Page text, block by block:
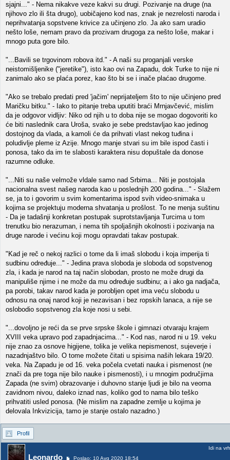
sjajni..." - Nema nikakve veze kakvi su drugi. Pozivanje na druge (na
njihovo zlo ili šta drugo), uobičajeno kod nas, znak je nezrelosti naroda i
neprihvatanja sopstvene krivice za učinjeno zlo. Ja ako sam uradio
nešto loše, nemam pravo da prozivam drugoga za nešto loše, makar i
mnogo puta gore bilo.
"...Bavili se trgovinom robova itd." - A naši su proganjali verske
neistomišljenike ("jeretike"), isto kao ovi na Zapadu, dok Turke to nije ni
zanimalo ako se plaća porez, kao što bi se i inače plaćao drugome.
"Ako se trebalo predati pred 'jačim' neprijateljem što to nije učinjeno pred
Maričku bitku." - Iako to pitanje treba uputiti braći Mrnjavčević, mislim
da je odgovor vidljiv: Niko od njih u to doba nije se mogao dogovoriti ko
će biti naslednik cara Uroša, svako je sebe predstavljao kao jedinog
dostojnog da vlada, a kamoli će da prihvati vlast nekog tuđina i
poludivlje pleme iz Azije. Mnogo manje stvari su im bile ispod časti i
ponosa, tako da im te slabosti karaktera nisu dopuštale da donose
razumne odluke.
"...Niti su naše velmože vldale samo nad Srbima... Niti je postojala
nacionalna svest našeg naroda kao u poslednjih 200 godina..." - Slažem
se, ja to i govorim u svim komentarima ispod svih video-snimaka u
kojima se projektuju moderna shvatanja u prošlost. To ne menja suštinu
- Da je tadašnji konkretan postupak suprotstavljanja Turcima u tom
trenutku bio nerazuman, i nema tih spoljašnjih okolnosti i pozivanja na
druge narode i većinu koji mogu opravdati takav postupak.
"Kad je reč o nekoj razlici o tome da li imaš slobodu i koja imperija ti
sudbinu određuje..." - Jedina prava sloboda je sloboda od sopstvenog
zla, i kada je narod na taj način slobodan, prosto ne može drugi da
manipuliše njime i ne može da mu određuje sudbinu; a i ako ga nadjača,
pa porobi, takav narod kada je porobljen opet ima veću slobodu u
odnosu na onaj narod koji je nezavisan i bez ropskih lanaca, a nije se
oslobodio sopstvenog zla koje nosi u sebi.
"...dovoljno je reći da se prve srpske škole i gimnazi otvaraju krajem
XVIII veka upravo pod zapadnjacima..." - Kod nas, narod ni u 19. veku
nije znao za osnove higijene, tolika je velika nepismenost, sujeverje i
nazadnjaštvo bilo. O tome možete čitati u spisima naših lekara 19/20.
veka. Na Zapadu je od 16. veka počela cvetati nauka i pismenost (ne
znači da pre toga nije bilo nauke i pismenosti), i u mnogim područjima
Zapada (ne svim) obrazovanje i duhovno stanje ljudi je bilo na veoma
zavidnom nivou, daleko iznad nas, koliko god to nama bilo teško
prihvatiti usled ponosa. (Ne mislim na zapadne zemlje u kojima je
delovala Inkvizicija, tamo je stanje ostalo nazadno.)
Profil
Leonardo Poslao: 10 Avg 2020 18:54
Idi na vrh